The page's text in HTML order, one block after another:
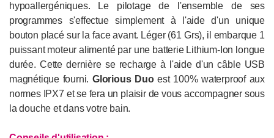
hypoallergéniques. Le pilotage de l'ensemble de ses
programmes s'effectue simplement à l'aide d'un unique
bouton placé sur la face avant. Léger (61 Grs), il embarque 1
puissant moteur alimenté par une batterie Lithium-Ion longue
durée. Cette dernière se recharge à l'aide d'un câble USB
magnétique fourni. Glorious Duoest 100% waterproof aux
normes IPX7 et se fera un plaisir de vous accompagner sous
la douche et dans votre bain.